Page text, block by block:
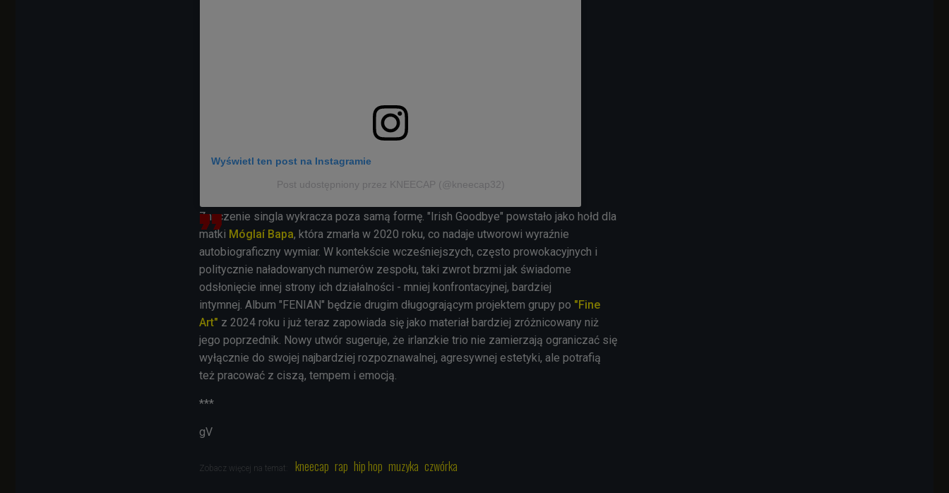
Wyświetl ten post na Instagramie
Post udostępniony przez KNEECAP (@kneecap32)
Znaczenie singla wykracza poza samą formę. "Irish Goodbye" powstało jako hołd dla
matki Móglaí Bapa, która zmarła w 2020 roku, co nadaje utworowi wyraźnie
autobiograficzny wymiar. W kontekście wcześniejszych, często prowokacyjnych i
politycznie naładowanych numerów zespołu, taki zwrot brzmi jak świadome
odsłonięcie innej strony ich działalności - mniej konfrontacyjnej, bardziej
intymnej. Album "FENIAN" będzie drugim długogrającym projektem grupy po "Fine
Art" z 2024 roku i już teraz zapowiada się jako materiał bardziej zróżnicowany niż
jego poprzednik. Nowy utwór sugeruje, że irlanzkie trio nie zamierzają ograniczać się
wyłącznie do swojej najbardziej rozpoznawalnej, agresywnej estetyki, ale potrafią
też pracować z ciszą, tempem i emocją.
***
gV
Zobacz więcej na temat: kneecap rap hip hop muzyka czwórka